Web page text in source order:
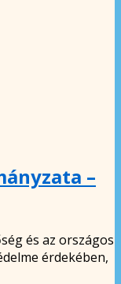
–
és az országos
érdekében,